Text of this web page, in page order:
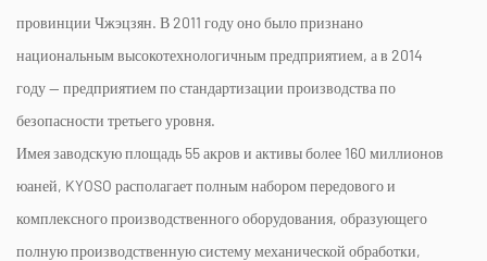
провинции Чжэцзян. В 2011 году оно было признано
национальным высокотехнологичным предприятием, а в 2014
году — предприятием по стандартизации производства по
безопасности третьего уровня.
Имея заводскую площадь 55 акров и активы более 160 миллионов
юаней, KYOSO располагает полным набором передового и
комплексного производственного оборудования, образующего
полную производственную систему механической обработки,